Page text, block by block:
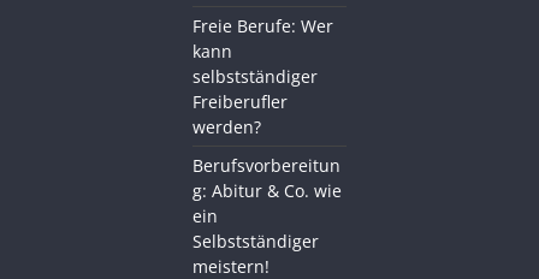
Freie Berufe: Wer
kann
selbstständiger
Freiberufler
werden?
Berufsvorbereitun
g: Abitur & Co. wie
ein
Selbstständiger
meistern!